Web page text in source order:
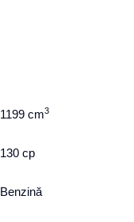
1199cm3
130cp
Benzină